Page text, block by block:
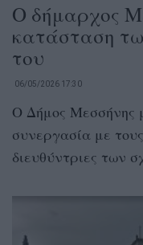
Ο δήμαρχος
κατάσταση
του
06/05/2026 17:30
Ο Δήμος Μεσσήνης
συνεργασία με
διευθύντριες των